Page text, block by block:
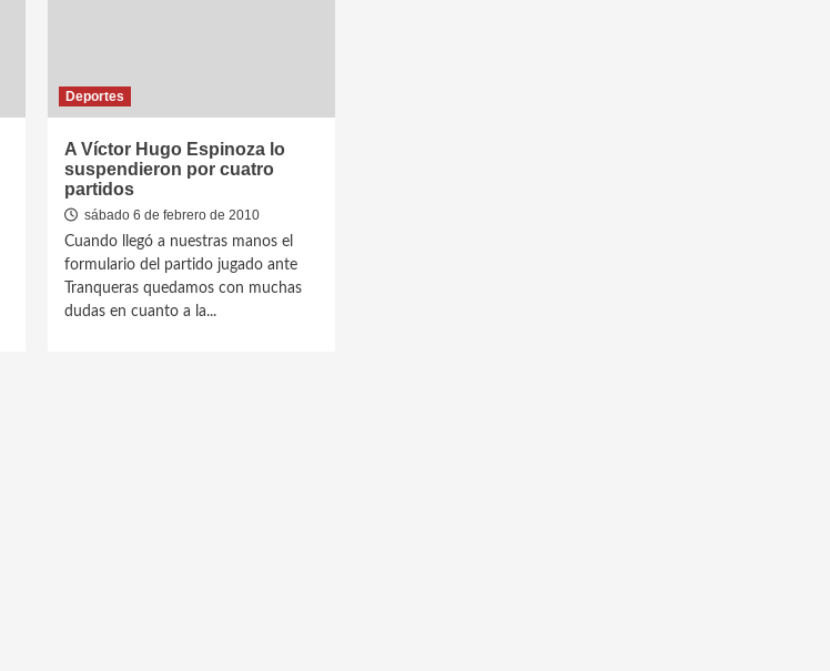
Deportes
A Víctor Hugo Espinoza lo
suspendieron por cuatro
partidos
sábado 6 de febrero de 2010
Cuando llegó a nuestras manos el
formulario del partido jugado ante
Tranqueras quedamos con muchas
dudas en cuanto a la...